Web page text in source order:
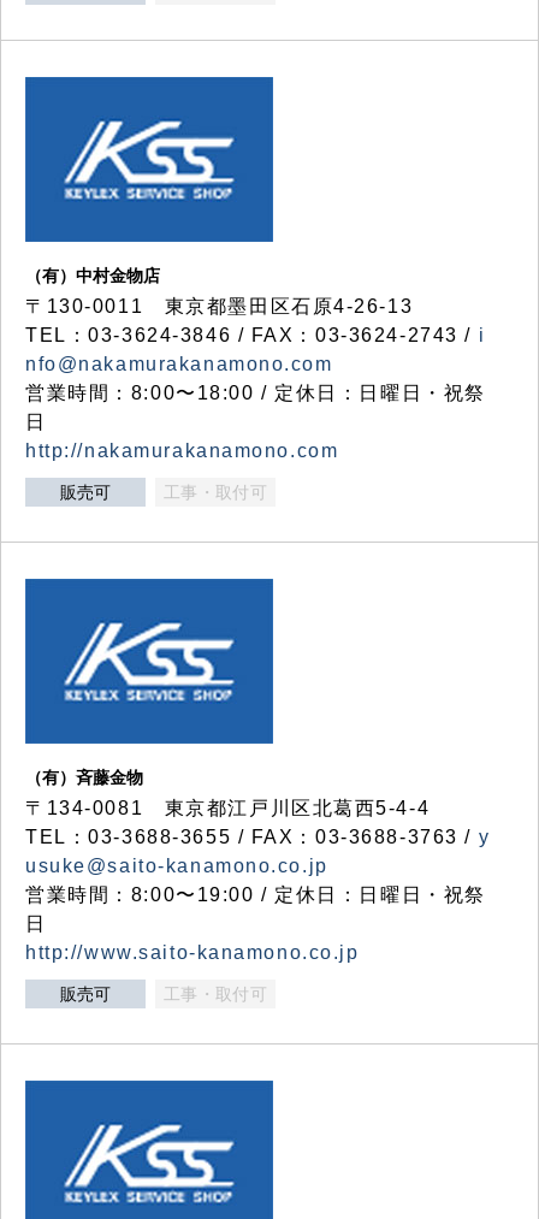
（有）中村金物店
〒130-0011 東京都墨田区石原4-26-13
TEL：03-3624-3846 / FAX：03-3624-2743 / i
nfo@nakamurakanamono.com
営業時間：8:00〜18:00 / 定休日：日曜日・祝祭
日
http://nakamurakanamono.com
販売可 工事・取付可
（有）斉藤金物
〒134-0081 東京都江戸川区北葛西5-4-4
TEL：03-3688-3655 / FAX：03-3688-3763 / y
usuke@saito-kanamono.co.jp
営業時間：8:00〜19:00 / 定休日：日曜日・祝祭
日
http://www.saito-kanamono.co.jp
販売可 工事・取付可